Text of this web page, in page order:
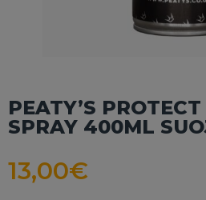
PEATY’S
SPRAY 400ML
13,00€